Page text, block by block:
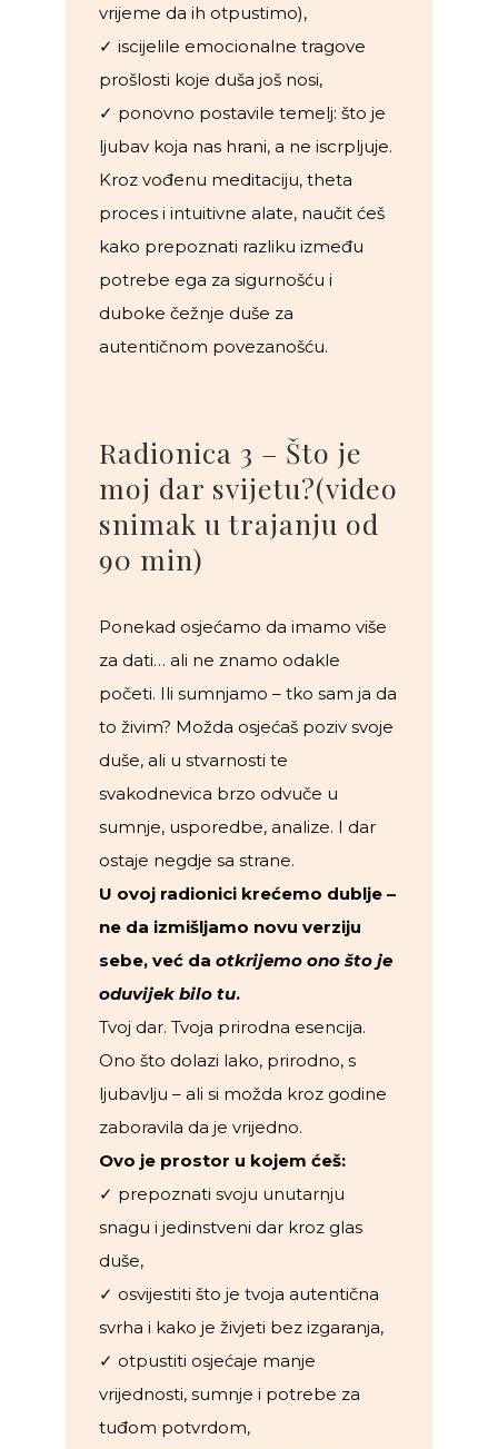
vrijeme da ih otpustimo),
✓ iscijelile emocionalne tragove
prošlosti koje duša još nosi,
✓ ponovno postavile temelj: što je
ljubav koja nas hrani, a ne iscrpljuje.
Kroz vođenu meditaciju, theta
proces i intuitivne alate, naučit ćeš
kako prepoznati razliku između
potrebe ega za sigurnošću i
duboke čežnje duše za
autentičnom povezanošću.
Radionica 3 – Što je
moj dar svijetu?(video
snimak u trajanju od
90 min)
Ponekad osjećamo da imamo više
za dati… ali ne znamo odakle
početi. Ili sumnjamo – tko sam ja da
to živim? Možda osjećaš poziv svoje
duše, ali u stvarnosti te
svakodnevica brzo odvuče u
sumnje, usporedbe, analize. I dar
ostaje negdje sa strane.
U ovoj radionici krećemo dublje –
ne da izmišljamo novu verziju
sebe, već da otkrijemo ono što je
oduvijek bilo tu.
Tvoj dar. Tvoja prirodna esencija.
Ono što dolazi lako, prirodno, s
ljubavlju – ali si možda kroz godine
zaboravila da je vrijedno.
Ovo je prostor u kojem ćeš:
✓ prepoznati svoju unutarnju
snagu i jedinstveni dar kroz glas
duše,
✓ osvijestiti što je tvoja autentična
svrha i kako je živjeti bez izgaranja,
✓ otpustiti osjećaje manje
vrijednosti, sumnje i potrebe za
tuđom potvrdom,